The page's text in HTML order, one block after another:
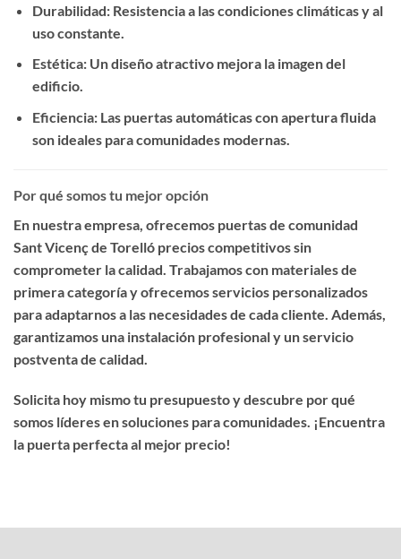
Durabilidad: Resistencia a las condiciones climáticas y al
uso constante.
Estética: Un diseño atractivo mejora la imagen del
edificio.
Eficiencia: Las puertas automáticas con apertura fluida
son ideales para comunidades modernas.
Por qué somos tu mejor opción
En nuestra empresa, ofrecemos puertas de comunidad
Sant Vicenç de Torelló precios competitivossin
comprometer la calidad. Trabajamos con materiales de
primera categoría y ofrecemos servicios personalizados
para adaptarnos a las necesidades de cada cliente. Además,
garantizamos una instalación profesional y un servicio
postventa de calidad.
Solicita hoy mismo tu presupuesto y descubre por qué
somos líderes en soluciones para comunidades. ¡Encuentra
la puerta perfecta al mejor precio!